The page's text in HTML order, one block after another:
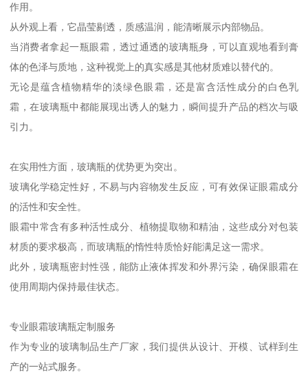
作用。
从外观上看，它晶莹剔透，质感温润，能清晰展示内部物品。
当消费者拿起一瓶眼霜，透过通透的玻璃瓶身，可以直观地看到膏
体的色泽与质地，这种视觉上的真实感是其他材质难以替代的。
无论是蕴含植物精华的淡绿色眼霜，还是富含活性成分的白色乳
霜，在玻璃瓶中都能展现出诱人的魅力，瞬间提升产品的档次与吸
引力。
在实用性方面，玻璃瓶的优势更为突出。
玻璃化学稳定性好，不易与内容物发生反应，可有效保证眼霜成分
的活性和安全性。
眼霜中常含有多种活性成分、植物提取物和精油，这些成分对包装
材质的要求极高，而玻璃瓶的惰性特质恰好能满足这一需求。
此外，玻璃瓶密封性强，能防止液体挥发和外界污染，确保眼霜在
使用周期内保持最佳状态。
专业眼霜玻璃瓶定制服务
作为专业的玻璃制品生产厂家，我们提供从设计、开模、试样到生
产的一站式服务。